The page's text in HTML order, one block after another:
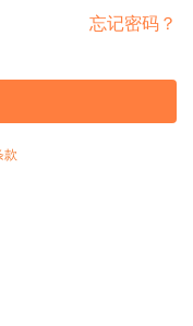
忘记密码？
款